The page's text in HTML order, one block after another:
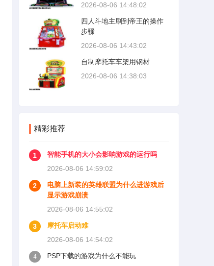
2026-08-06 14:48:02
四人斗地主刷到帝王的操作
步骤
2026-08-06 14:43:02
自制摩托车车架用钢材
2026-08-06 14:38:03
精彩推荐
1
智能手机的大小会影响游戏的运行吗
2026-08-06 14:59:02
2
电脑上新装的英雄联盟为什么进游戏后
显示游戏崩溃
2026-08-06 14:55:02
3
摩托车启动难
2026-08-06 14:54:02
4
PSP下载的游戏为什么不能玩